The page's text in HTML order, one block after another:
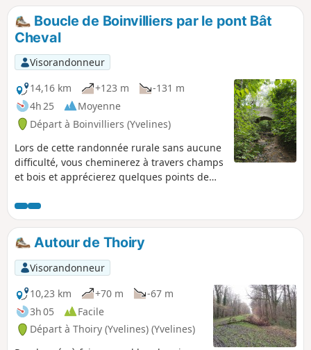
Boucle de Boinvilliers par le pont Bât
Cheval
Visorandonneur
14,16 km
+123 m
-131 m
4h 25
Moyenne
Départ à Boinvilliers (Yvelines)
Lors de cette randonnée rurale sans aucune
difficulté, vous cheminerez à travers champs
et bois et apprécierez quelques points de
curiosités patrimoniales. Calme et
tranquillité seront au rendez-vous !
Autour de Thoiry
Visorandonneur
10,23 km
+70 m
-67 m
3h 05
Facile
Départ à Thoiry (Yvelines) (Yvelines)